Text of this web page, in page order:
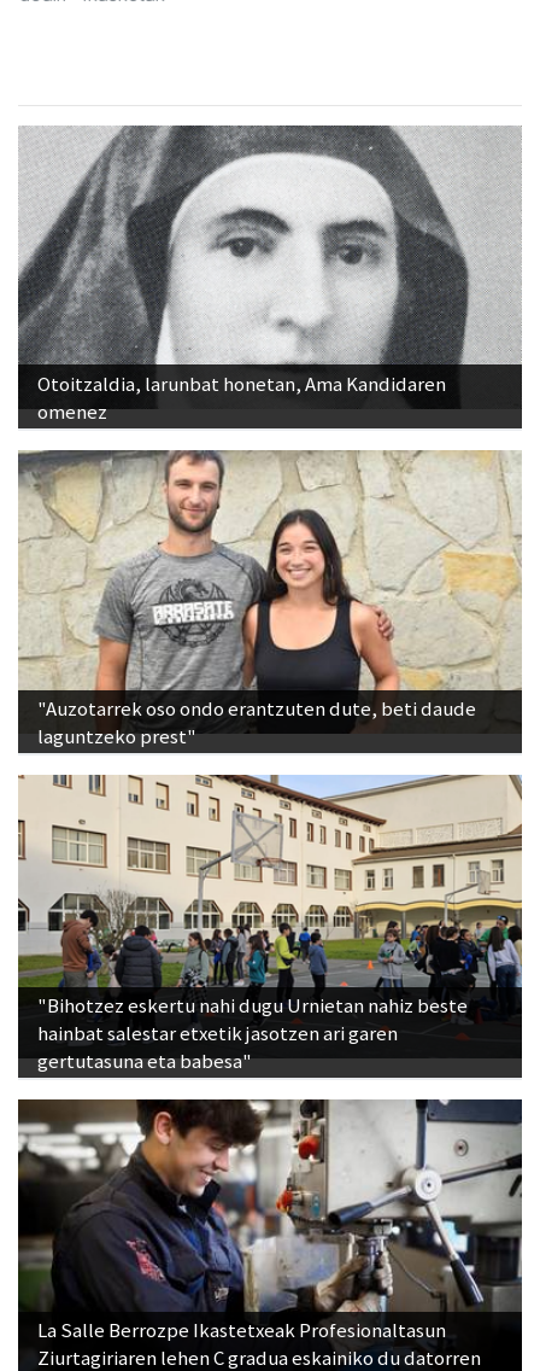
Otoitzaldia, larunbat honetan, Ama Kandidaren
omenez
"Auzotarrek oso ondo erantzuten dute, beti daude
laguntzeko prest"
"Bihotzez eskertu nahi dugu Urnietan nahiz beste
hainbat salestar etxetik jasotzen ari garen
gertutasuna eta babesa"
La Salle Berrozpe Ikastetxeak Profesionaltasun
Ziurtagiriaren lehen C gradua eskainiko du datorren